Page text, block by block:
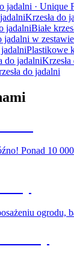
jadalni · Unique
Krzesła do
jadalniBiałe
jadalni w zestawie
Plastikowe
do jadalni
do jadalni
Ponad 10
ogrodu,